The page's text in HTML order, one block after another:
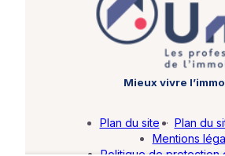
Mieux vivre
Plan du site · Plan du
Mentions